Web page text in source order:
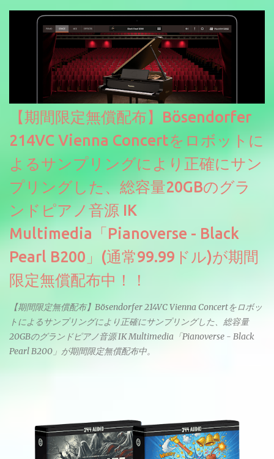
【期間限定無償配布】Bösendorfer
214VC Vienna Concertをロボットに
よるサンプリングにより正確にサン
プリングした、総容量20GBのグラ
ンドピアノ音源 IK
Multimedia「Pianoverse - Black
Pearl B200」(通常99.99ドル)が期間
限定無償配布中！！
【期間限定無償配布】Bösendorfer 214VC Vienna Concertをロボッ
トによるサンプリングにより正確にサンプリングした、総容量
20GBのグランドピアノ音源 IK Multimedia「Pianoverse - Black
Pearl B200」が期間限定無償配布中。